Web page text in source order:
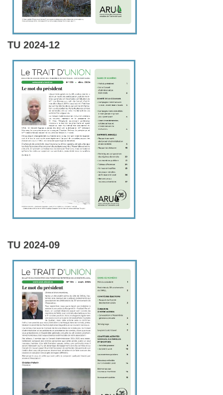
TU 2024-12
TU 2024-09